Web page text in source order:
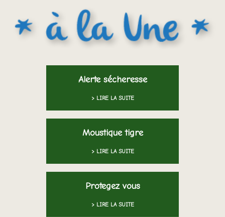
Alerte sécheresse
> LIRE LA SUITE
Moustique tigre
> LIRE LA SUITE
Protegez vous
> LIRE LA SUITE